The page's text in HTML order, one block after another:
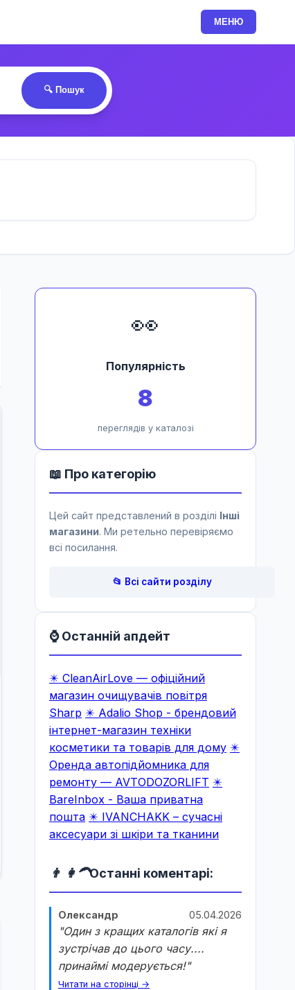
МЕНЮ
🔍 Пошук
👀
Популярність
8
переглядів у каталозі
📖 Про категорію
Цей сайт представлений в розділі Інші
магазини. Ми ретельно перевіряємо
всі посилання.
📂 Всі сайти розділу
⌚ Останній апдейт
✴️ CleanAirLove — офіційний
магазин очищувачів повітря
Sharp ✴️ Adalio Shop - брендовий
інтернет-магазин техніки
косметики та товарів для дому ✴️
Оренда автопідйомника для
ремонту — AVTODOZORLIFT ✴️
BareInbox - Ваша приватна
пошта ✴️ IVANCHAKK – сучасні
аксесуари зі шкіри та тканини
👨 👩‍🦱Останні коментарі:
Олександр 05.04.2026
"Один з кращих каталогів які я
зустрічав до цього часу....
принаймі модерується!"
Читати на сторінці →